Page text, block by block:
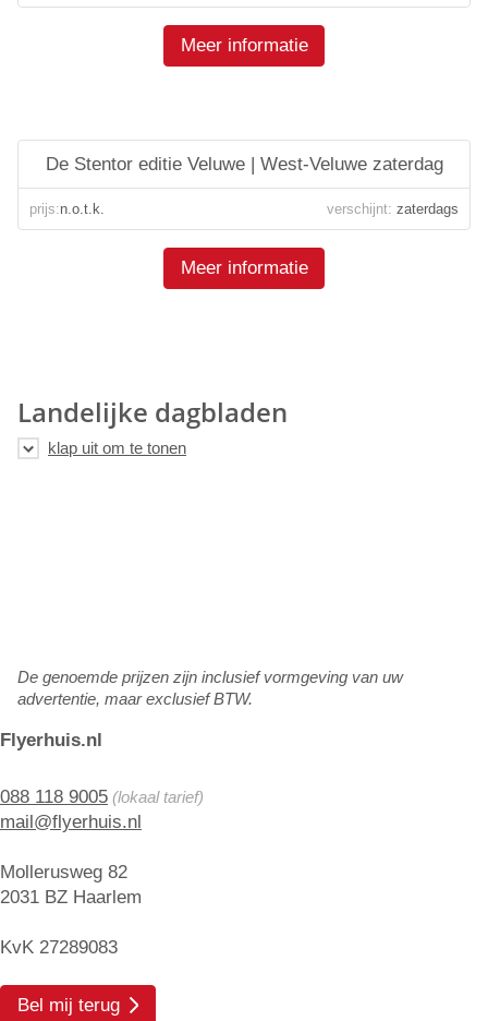
Flyerhuis.nl
088 118 9005 (lokaal tarief)
mail@flyerhuis.nl
Mollerusweg 82
2031 BZ Haarlem
KvK 27289083
Bel mij terug
Meer informatie
De Stentor editie Veluwe | West-Veluwe zaterdag
prijs:n.o.t.k. verschijnt: zaterdags
Meer informatie
Landelijke dagbladen
De genoemde prijzen zijn inclusief vormgeving van uw
advertentie, maar exclusief BTW.